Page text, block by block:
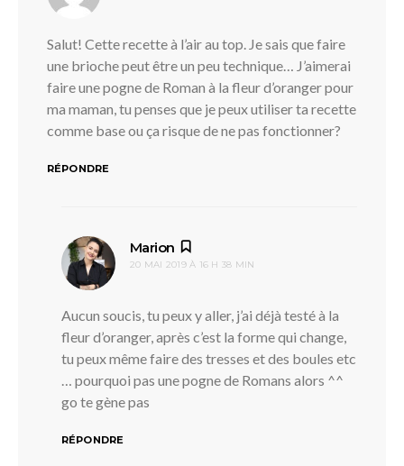
Salut! Cette recette à l’air au top. Je sais que faire
une brioche peut être un peu technique… J’aimerai
faire une pogne de Roman à la fleur d’oranger pour
ma maman, tu penses que je peux utiliser ta recette
comme base ou ça risque de ne pas fonctionner?
RÉPONDRE
Marion
20 MAI 2019 À 16 H 38 MIN
Aucun soucis, tu peux y aller, j’ai déjà testé à la
fleur d’oranger, après c’est la forme qui change,
tu peux même faire des tresses et des boules etc
… pourquoi pas une pogne de Romans alors ^^
go te gène pas
RÉPONDRE